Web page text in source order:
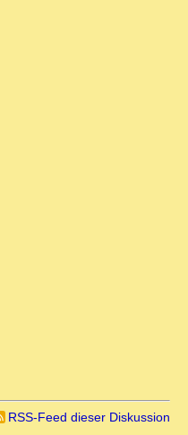
RSS-Feed dieser Diskussion